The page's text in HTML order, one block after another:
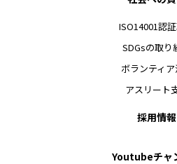
ISO14001認
SDGsの取り
ボランティ
アスリート
採用情報
Youtubeチャ